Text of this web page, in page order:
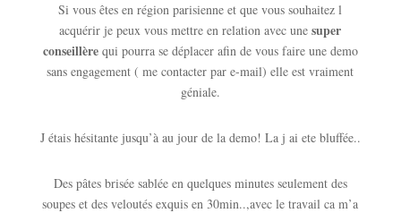
Si vous êtes en région parisienne et que vous souhaitez l
acquérir je peux vous mettre en relation avec unesuper
conseillèrequi pourra se déplacer afin de vous faire une demo
sans engagement ( me contacter par e-mail) elle est vraiment
géniale.
J étais hésitante jusqu’à au jour de la demo! La j ai ete bluffée..
Des pâtes brisée sablée en quelques minutes seulement des
soupes et des veloutés exquis en 30min..,avec le travail ca m’a